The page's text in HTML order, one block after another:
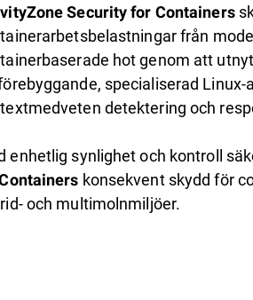
Security for Containers
från
hot genom att
specialiserad
detektering och
enhetlig synlighet och kontroll
konsekvent skydd för
och multimolnmiljöer.